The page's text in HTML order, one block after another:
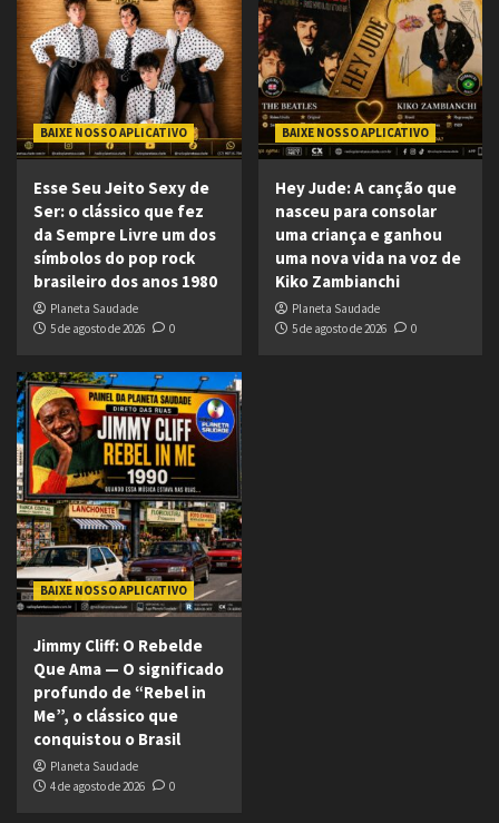
BAIXE NOSSO APLICATIVO
Esse Seu Jeito Sexy de
Ser: o clássico que fez
da Sempre Livre um dos
símbolos do pop rock
brasileiro dos anos 1980
Planeta Saudade
5 de agosto de 2026
0
BAIXE NOSSO APLICATIVO
Hey Jude: A canção que
nasceu para consolar
uma criança e ganhou
uma nova vida na voz de
Kiko Zambianchi
Planeta Saudade
5 de agosto de 2026
0
BAIXE NOSSO APLICATIVO
Jimmy Cliff: O Rebelde
Que Ama — O significado
profundo de “Rebel in
Me”, o clássico que
conquistou o Brasil
Planeta Saudade
4 de agosto de 2026
0